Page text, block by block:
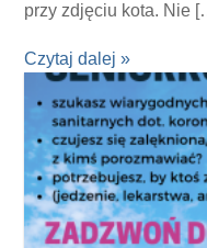
przy zdjęciu kota. Nie
Czytaj dalej »